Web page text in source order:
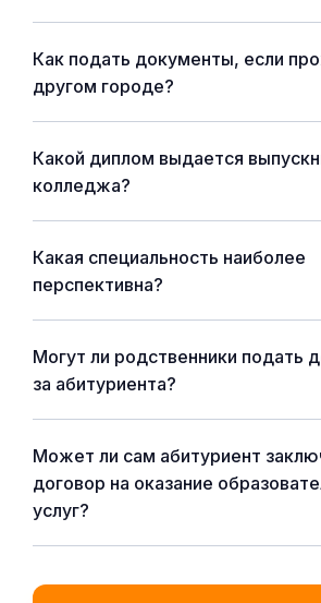
Как подать документы, если
другом городе?
Какой диплом выдается
колледжа?
Какая специальность наиболее
перспективна?
Могут ли родственники подать
за абитуриента?
Может ли сам абитуриент
договор на оказание
услуг?